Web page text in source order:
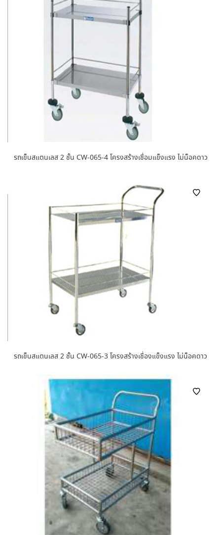
รถเข็นสแตนเลส 2 ชั้น CW-065-4 โครงสร้างเชื่อมแข็งแรง ไม่น็อคดาว
รถเข็นสแตนเลส 2 ชั้น CW-065-3 โครงสร้างเชื่องแข็งแรง ไม่น็อคดาว